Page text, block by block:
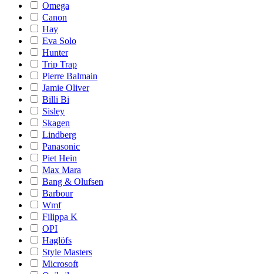
Omega
Canon
Hay
Eva Solo
Hunter
Trip Trap
Pierre Balmain
Jamie Oliver
Billi Bi
Sisley
Skagen
Lindberg
Panasonic
Piet Hein
Max Mara
Bang & Olufsen
Barbour
Wmf
Filippa K
OPI
Haglöfs
Style Masters
Microsoft